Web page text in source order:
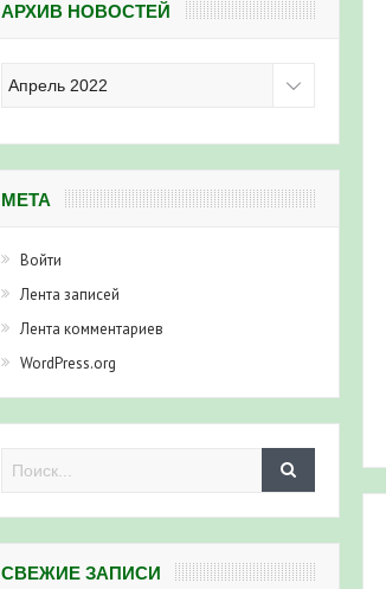
АРХИВ НОВОСТЕЙ
новостей
МЕТА
Войти
Лента записей
Лента комментариев
WordPress.org
СВЕЖИЕ ЗАПИСИ